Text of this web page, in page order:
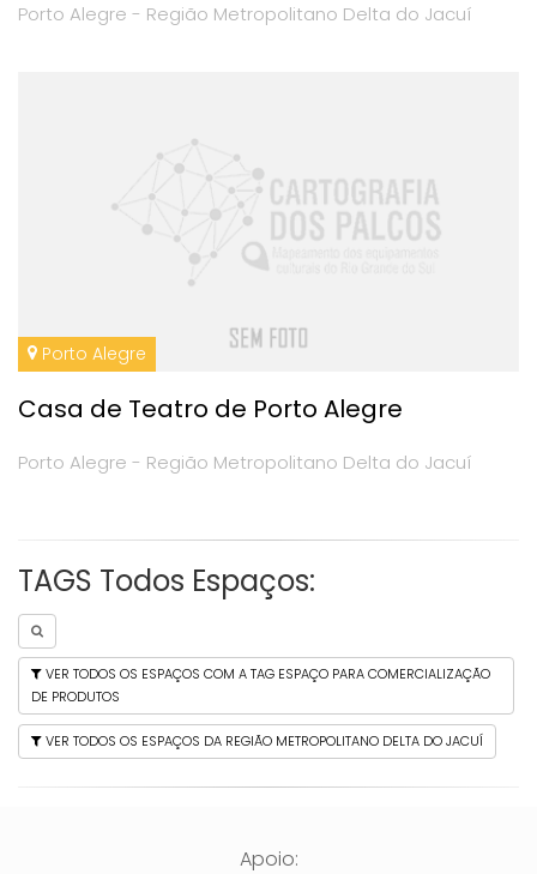
Porto Alegre - Região Metropolitano Delta do Jacuí
Porto Alegre
Casa de Teatro de Porto Alegre
Porto Alegre - Região Metropolitano Delta do Jacuí
TAGS Todos Espaços:
VER TODOS OS ESPAÇOS COM A TAG ESPAÇO PARA COMERCIALIZAÇÃO
DE PRODUTOS
VER TODOS OS ESPAÇOS DA REGIÃO METROPOLITANO DELTA DO JACUÍ
Apoio: